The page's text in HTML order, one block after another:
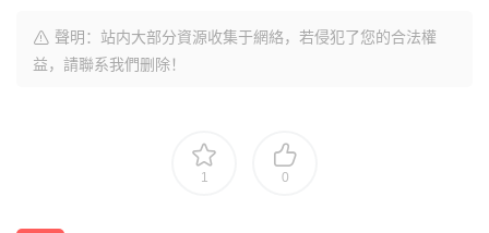
聲明：站内大部分資源收集于網絡，若侵犯了您的合法權
益，請聯系我們删除！
1 0